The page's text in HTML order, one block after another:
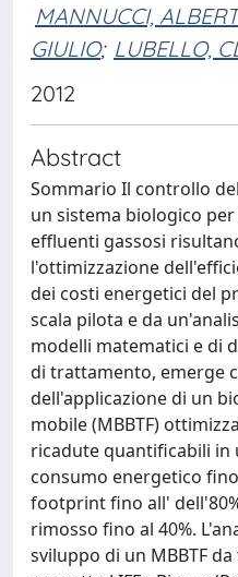
MANNUCCI,
GIULIO; LUBELLO,
2012
Abstract
Sommario Il controllo
un sistema biologico
effluenti gassosi
l'ottimizzazione
dei costi energetici del
scala pilota e da
modelli matematici e di
di trattamento, emerge
dell'applicazione di un
mobile (MBBTF)
ricadute quantificabili in
consumo energetico
footprint fino all'
rimosso fino al 40%.
sviluppo di un MBBTF